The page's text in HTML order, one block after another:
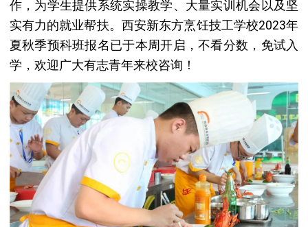
作，为学生提供系统实操教学、大量实训机会以及坚
实有力的就业帮扶。西安新东方烹饪技工学校2023年
夏秋季预科班报名已于本周开启，不看分数，免试入
学，欢迎广大有志青年来校咨询！